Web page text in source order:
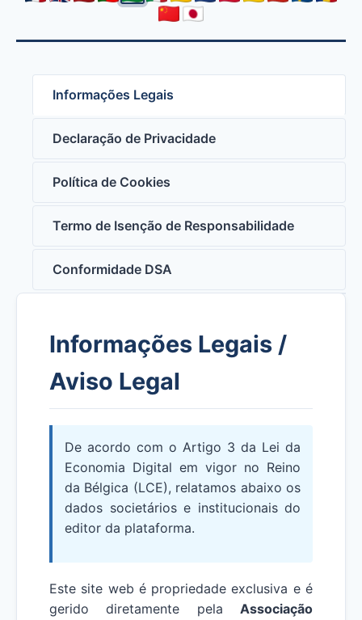
Informações Legais
Declaração de Privacidade
Política de Cookies
Termo de Isenção de Responsabilidade
Conformidade DSA
Informações Legais /
Aviso Legal
De acordo com o Artigo 3 da Lei da
Economia Digital em vigor no Reino
da Bélgica (LCE), relatamos abaixo os
dados societários e institucionais do
editor da plataforma.
Este site web é propriedade exclusiva e é
gerido diretamente pela Associação